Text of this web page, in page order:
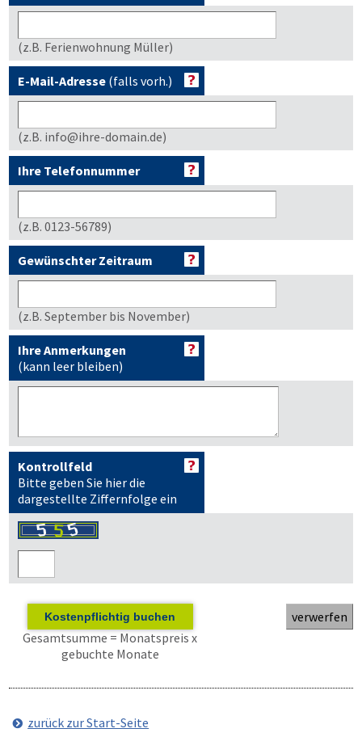
(z.B. Ferienwohnung Müller)
E-Mail-Adresse (falls vorh.)
(z.B. info@ihre-domain.de)
Ihre Telefonnummer
(z.B. 0123-56789)
Gewünschter Zeitraum
(z.B. September bis November)
Ihre Anmerkungen
(kann leer bleiben)
Kontrollfeld
Bitte geben Sie hier die
dargestellte Ziffernfolge ein
Kostenpflichtig buchen
Gesamtsumme = Monatspreis x
gebuchte Monate
zurück zur Start-Seite